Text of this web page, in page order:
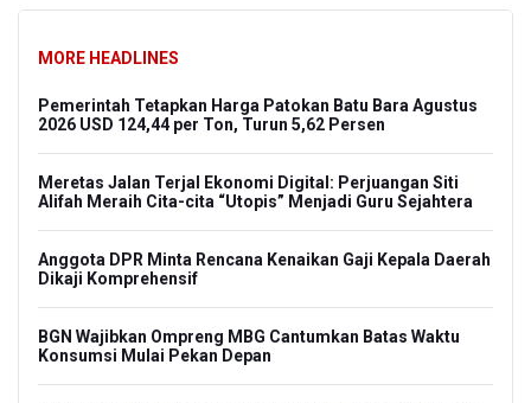
MORE HEADLINES
Pemerintah Tetapkan Harga Patokan Batu Bara Agustus
2026 USD 124,44 per Ton, Turun 5,62 Persen
Meretas Jalan Terjal Ekonomi Digital: Perjuangan Siti
Alifah Meraih Cita-cita “Utopis” Menjadi Guru Sejahtera
Anggota DPR Minta Rencana Kenaikan Gaji Kepala Daerah
Dikaji Komprehensif
BGN Wajibkan Ompreng MBG Cantumkan Batas Waktu
Konsumsi Mulai Pekan Depan